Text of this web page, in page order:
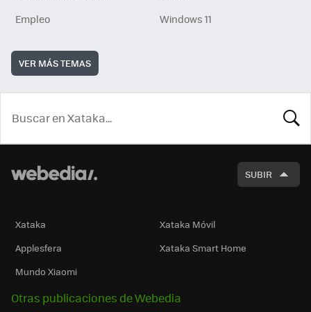
Empleo
Windows 11
VER MÁS TEMAS
SUBIR
Xataka
Xataka Móvil
Applesfera
Xataka Smart Home
Mundo Xiaomi
Otras publicaciones de Webedia